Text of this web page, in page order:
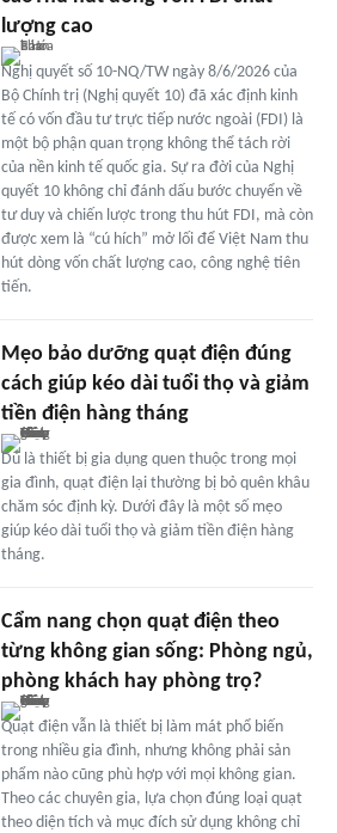
lượng cao
Nghị quyết số 10-NQ/TW ngày 8/6/2026 của
Bộ Chính trị (Nghị quyết 10) đã xác định kinh
tế có vốn đầu tư trực tiếp nước ngoài (FDI) là
một bộ phận quan trọng không thể tách rời
của nền kinh tế quốc gia. Sự ra đời của Nghị
quyết 10 không chỉ đánh dấu bước chuyển về
tư duy và chiến lược trong thu hút FDI, mà còn
được xem là “cú hích” mở lối để Việt Nam thu
hút dòng vốn chất lượng cao, công nghệ tiên
tiến.
Mẹo bảo dưỡng quạt điện đúng
cách giúp kéo dài tuổi thọ và giảm
tiền điện hàng tháng
Dù là thiết bị gia dụng quen thuộc trong mọi
gia đình, quạt điện lại thường bị bỏ quên khâu
chăm sóc định kỳ. Dưới đây là một số mẹo
giúp kéo dài tuổi thọ và giảm tiền điện hàng
tháng.
Cẩm nang chọn quạt điện theo
từng không gian sống: Phòng ngủ,
phòng khách hay phòng trọ?
Quạt điện vẫn là thiết bị làm mát phổ biến
trong nhiều gia đình, nhưng không phải sản
phẩm nào cũng phù hợp với mọi không gian.
Theo các chuyên gia, lựa chọn đúng loại quạt
theo diện tích và mục đích sử dụng không chỉ